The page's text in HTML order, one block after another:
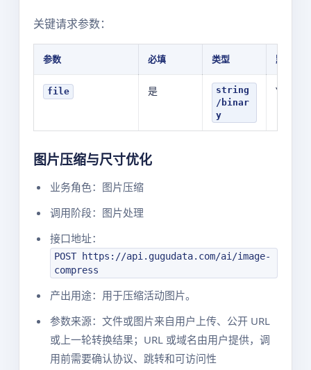
关键请求参数：
参数 必填 类型 默认值
file 是
string
/binar
y
图片压缩与尺寸优化
业务角色：图片压缩
调用阶段：图片处理
接口地址：
POST https://api.gugudata.com/ai/image-
compress
产出用途：用于压缩活动图片。
参数来源：文件或图片来自用户上传、公开 URL
或上一轮转换结果；URL 或域名由用户提供，调
用前需要确认协议、跳转和可访问性